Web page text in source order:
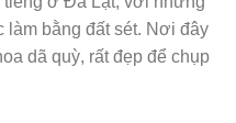
bằng đất sét. Nơi đây
dã quỳ, rất đẹp để chụp